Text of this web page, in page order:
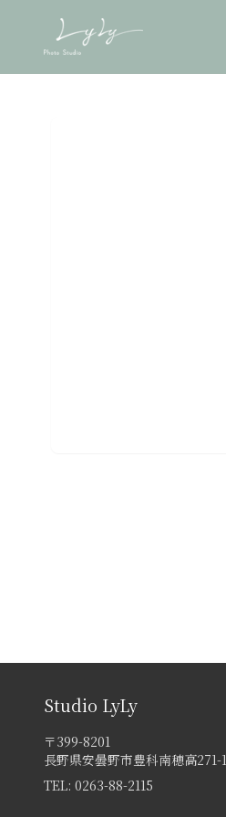
Studio LyLy
〒399-8201
長野県安曇野市豊科南穂高271-1
TEL: 0263-88-2115